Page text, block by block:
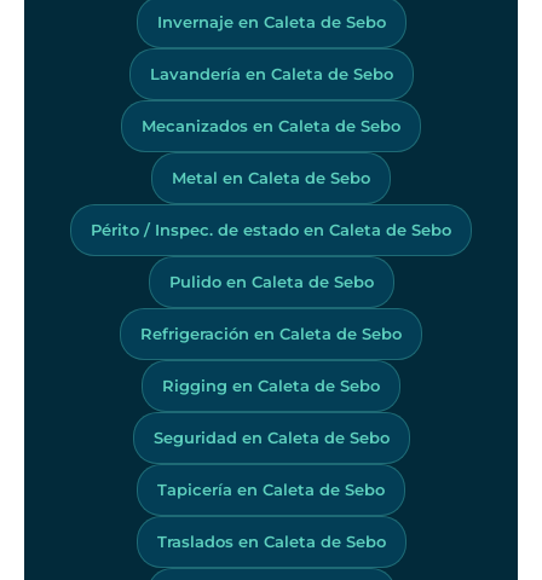
Invernaje en Caleta de Sebo
Lavandería en Caleta de Sebo
Mecanizados en Caleta de Sebo
Metal en Caleta de Sebo
Périto / Inspec. de estado en Caleta de Sebo
Pulido en Caleta de Sebo
Refrigeración en Caleta de Sebo
Rigging en Caleta de Sebo
Seguridad en Caleta de Sebo
Tapicería en Caleta de Sebo
Traslados en Caleta de Sebo